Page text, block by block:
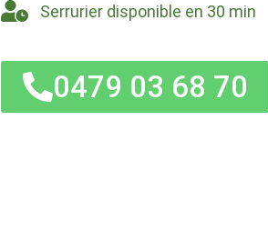
Serrurier disponible en 30 min
0479 03 68 70